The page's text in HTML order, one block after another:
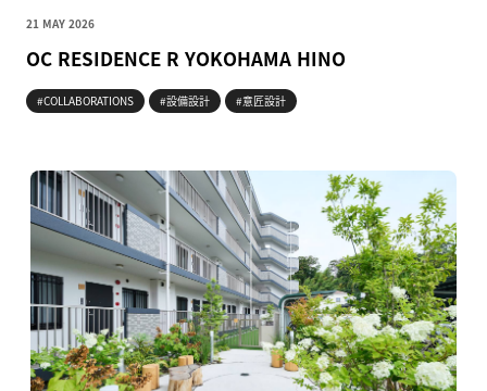
21 MAY 2026
OC RESIDENCE R YOKOHAMA HINO
#COLLABORATIONS #設備設計 #意匠設計